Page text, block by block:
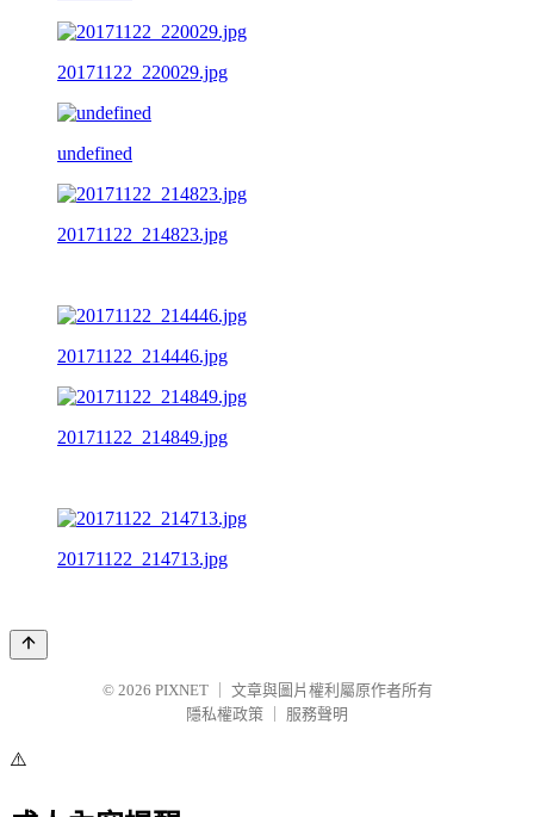
20171122_220029.jpg
undefined
20171122_214823.jpg
20171122_214446.jpg
20171122_214849.jpg
20171122_214713.jpg
© 2026 PIXNET
文章與圖片權利屬原作者所有
隱私權政策
服務聲明
⚠️